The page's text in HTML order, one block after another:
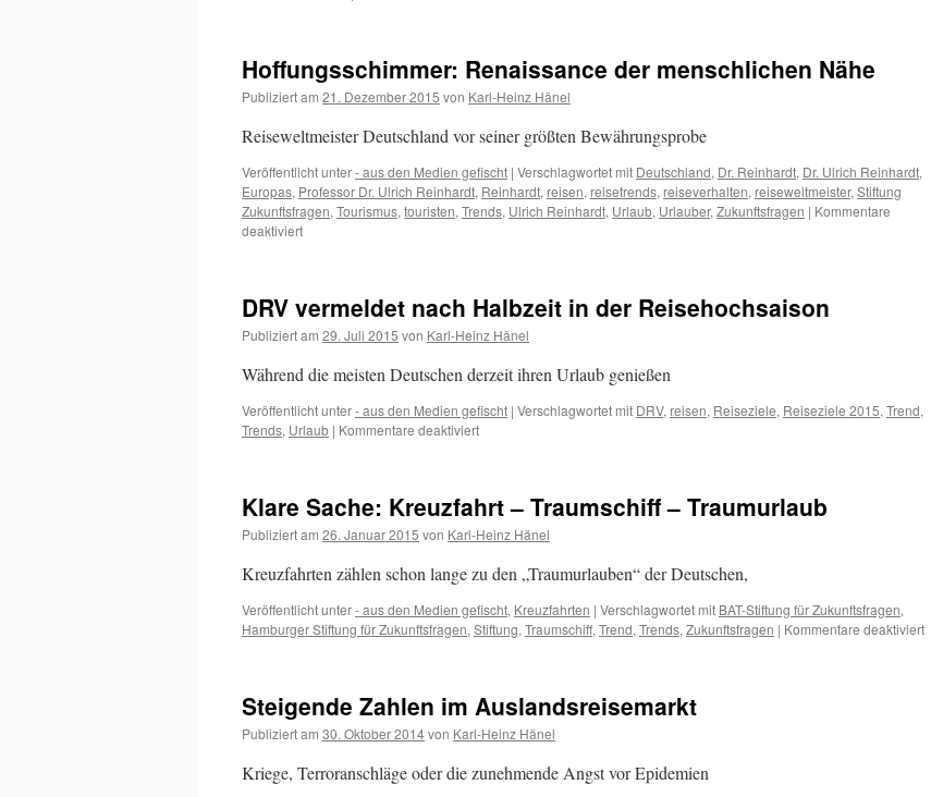
geht
die
Reise?
Hoffungsschimmer: Renaissance der menschlichen Nähe
Publiziert am 21. Dezember 2015 von Karl-Heinz Hänel
Reiseweltmeister Deutschland vor seiner größten Bewährungsprobe
Veröffentlicht unter- aus den Medien gefischt | Verschlagwortet mit Deutschland, Dr. Reinhardt, Dr. Ulrich Reinhardt,
Europas, Professor Dr. Ulrich Reinhardt, Reinhardt, reisen, reisetrends, reiseverhalten, reiseweltmeister, Stiftung
Zukunftsfragen, Tourismus, touristen, Trends, Ulrich Reinhardt, Urlaub, Urlauber, Zukunftsfragen | Kommentare
deaktiviertfür
menschlichen
Nähe
DRV vermeldet nach Halbzeit in der Reisehochsaison
Publiziert am 29. Juli 2015 von Karl-Heinz Hänel
Während die meisten Deutschen derzeit ihren Urlaub genießen
Veröffentlicht unter- aus den Medien gefischt | Verschlagwortet mit DRV, reisen, Reiseziele, Reiseziele 2015, Trend,
Trends, Urlaub | Kommentare deaktiviertfür
Halbzeit
in
der
Reisehochsaison
Klare Sache: Kreuzfahrt – Traumschiff – Traumurlaub
Publiziert am 26. Januar 2015 von Karl-Heinz Hänel
Kreuzfahrten zählen schon lange zu den „Traumurlauben“ der Deutschen,
Veröffentlicht unter- aus den Medien gefischt, Kreuzfahrten | Verschlagwortet mit BAT-Stiftung für Zukunftsfragen,
Hamburger Stiftung für Zukunftsfragen, Stiftung, Traumschiff, Trend, Trends, Zukunftsfragen | Kommentare deaktiviertfür
Steigende Zahlen im Auslandsreisemarkt
Publiziert am 30. Oktober 2014von Karl-Heinz Hänel
Kriege, Terroranschläge oder die zunehmende Angst vor Epidemien